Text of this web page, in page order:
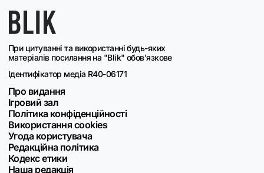
При цитуванні та використанні будь-яких
матеріалів посилання на "Blik" обов'язкове
Ідентифікатор медіа R40-06171
Про видання
Ігровий зал
Політика конфіденційності
Використання cookies
Угода користувача
Редакційна політика
Кодекс етики
Наша редакція